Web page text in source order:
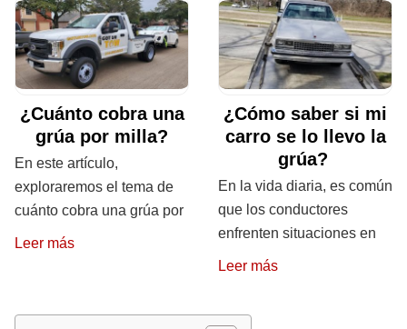
¿Cuánto cobra una
grúa por milla?
En este artículo,
exploraremos el tema de
cuánto cobra una grúa por
Leer más
¿Cómo saber si mi
carro se lo llevo la
grúa?
En la vida diaria, es común
que los conductores
enfrenten situaciones en
Leer más